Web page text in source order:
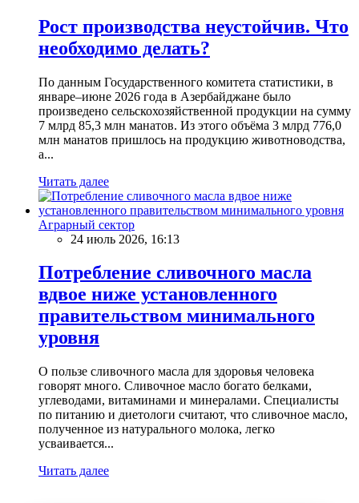
Рост производства неустойчив. Что
необходимо делать?
По данным Государственного комитета статистики, в
январе–июне 2026 года в Азербайджане было
произведено сельскохозяйственной продукции на сумму
7 млрд 85,3 млн манатов. Из этого объёма 3 млрд 776,0
млн манатов пришлось на продукцию животноводства,
а...
Читать далее
Аграрный сектор
24 июль 2026, 16:13
Потребление сливочного масла
вдвое ниже установленного
правительством минимального
уровня
О пользе сливочного масла для здоровья человека
говорят много. Сливочное масло богато белками,
углеводами, витаминами и минералами. Специалисты
по питанию и диетологи считают, что сливочное масло,
полученное из натурального молока, легко
усваивается...
Читать далее